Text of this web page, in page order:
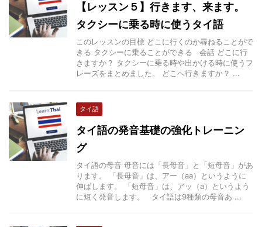
【レッスン５】行きます、来ます。
タクシーに乗る時に使うタイ語
このレッスンの目標 どこに行くのか尋ねることがで
きる タクシーに乗ることができる 会話 どこに行
きますか？ タクシーに乗る時や出かける時に使うフ
レーズをまとめました。 どこへ行きますか？ ...
タイ語
タイ語の発音基礎の強化トレーニン
グ
タイ語の母音 母音には「長母音」と「短母音」があ
ります。 「長母音」は、アー（aa）というように
伸ばします。 「短母音」は、アッ（a）というよう
に短く発音します。 タイ語は9種類の母音あ ...